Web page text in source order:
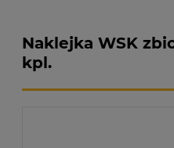
Naklejka WSK
kpl.